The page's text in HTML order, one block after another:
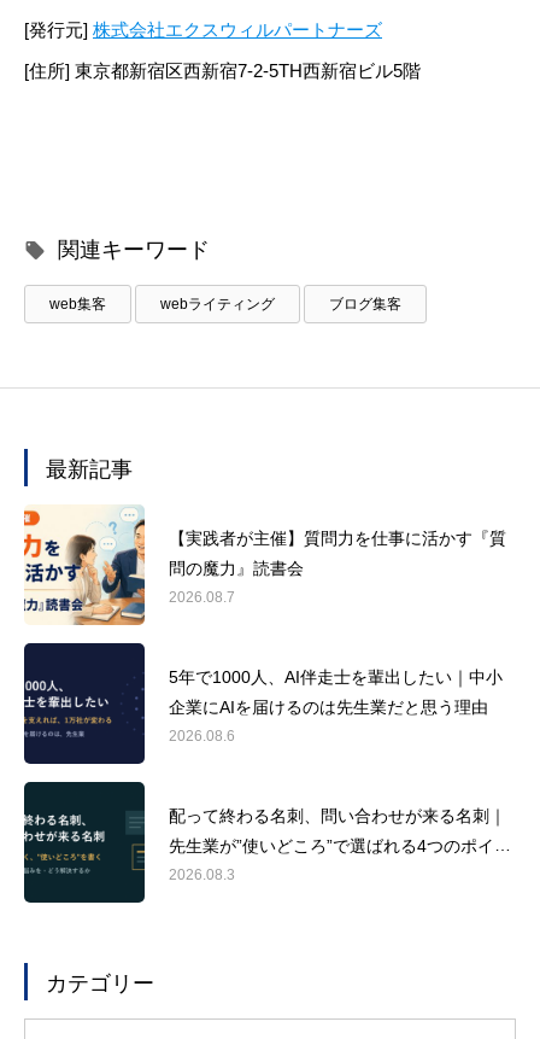
[発行元] 株式会社エクスウィルパートナーズ
[住所] 東京都新宿区西新宿7-2-5TH西新宿ビル5階
関連キーワード
web集客 webライティング ブログ集客
最新記事
【実践者が主催】質問力を仕事に活かす『質
問の魔力』読書会
2026.08.7
5年で1000人、AI伴走士を輩出したい｜中小
企業にAIを届けるのは先生業だと思う理由
2026.08.6
配って終わる名刺、問い合わせが来る名刺｜
先生業が”使いどころ”で選ばれる4つのポイン
ト
2026.08.3
カテゴリー